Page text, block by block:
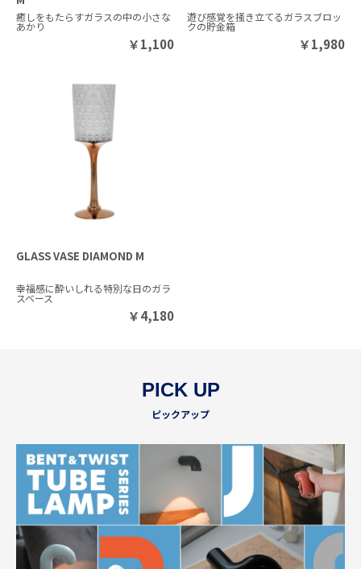
癒しをもたらすガラスの中の小さな
あかり
￥1,100
遊び感覚を掻き立てるガラスブロッ
クの貯金箱
￥1,980
GLASS VASE DIAMOND M
幸福感に酔いしれる特別な日のガラ
スベース
￥4,180
PICK UP
ピックアップ